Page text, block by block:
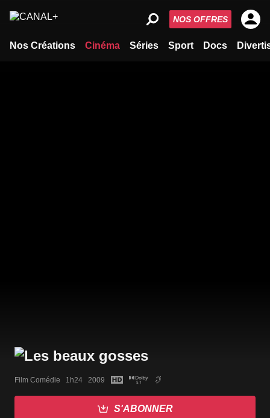
Nos Créations Cinéma Séries Sport Docs
NOS OFFRES
Film Comédie   1h24   2009
S'ABONNER